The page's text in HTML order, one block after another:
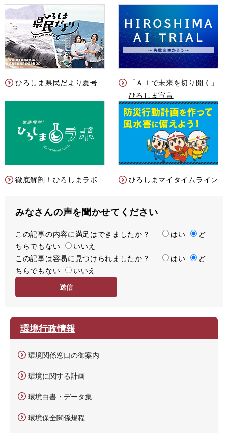
ひろしま県民だより夏号
「ＡＩで未来を切り開く」
ひろしま宣言
徹底解剖！ひろしまラボ ひろしまマイタイムライン
みなさんの声を聞かせてください
満
足
度
この記事の内容に満足はできましたか？ はい
ど
ちらでもない
いいえ
容
易
この記事は容易に見つけられましたか？ はい
ど
ちらでもない
いいえ
環境行政情報
環境関係窓口の御案内
環境に関する計画
環境白書・データ集
環境保全関係規程